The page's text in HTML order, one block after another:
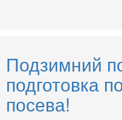
Подзимний
подготовка
посева!